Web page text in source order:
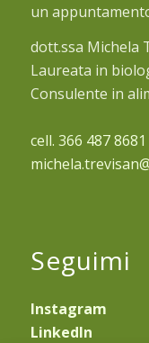
un
dott.ssa Michela
Laureata in
Consulente in
cell. 366 487 8681
Seguimi
Instagram
LinkedIn